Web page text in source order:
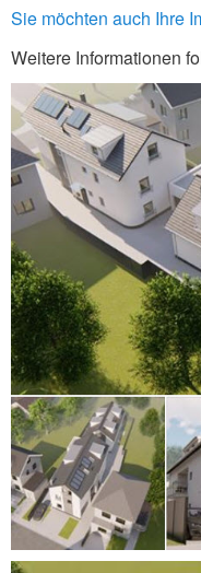
Sie möchten auch Ihre
Weitere Informationen